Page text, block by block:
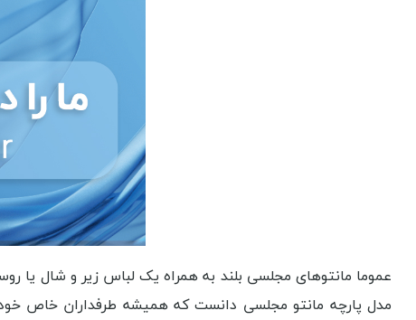
عموما مانتوهای مجلسی بلند به همراه یک لباس زیر و شال
مدل پارچه مانتو مجلسی دانست که همیشه طرفداران خاص